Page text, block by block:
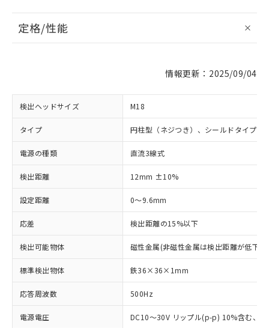
定格/性能
情報更新：2025/09/04
検出ヘッドサイズ M18
タイプ 円柱型（ネジつき）、シールドタイプ
電源の種類 直流3線式
検出距離 12mm ±10%
設定距離 0～9.6mm
応差 検出距離の15%以下
検出可能物体 磁性金属(非磁性金属は検出距離が低下し
標準検出物体 鉄36×36×1mm
応答周波数 500Hz
電源電圧 DC10～30V リップル(p-p) 10%含む、